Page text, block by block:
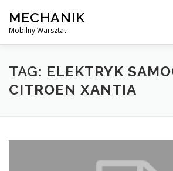
content
MECHANIK
Mobilny Warsztat
MOBILNY MECHANIK ELEKTRYK
TAG: ELEKTRYK
CITROEN XANTIA